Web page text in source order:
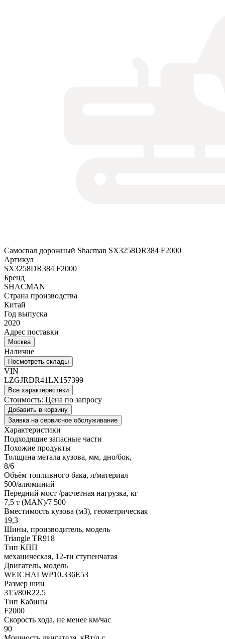
Самосвал дорожный Shacman SX3258DR384 F2000
Артикул
SX3258DR384 F2000
Бренд
SHACMAN
Страна производства
Китай
Год выпуска
2020
Адрес поставки
Москва
Наличие
Посмотреть склады
VIN
LZGJRDR41LX157399
Все характеристики
Стоимость: Цена по запросу
Добавить в корзину
Заявка на сервисное обслуживание
Характеристики
Подходящие запасные части
Похожие продукты
Толщина метала кузова, мм, дно/бок,
8/6
Объём топливного бака, л/материал
500/алюминий
Передний мост /расчетная нагрузка, кг
7,5 т (MAN)/7 500
Вместимость кузова (м3), геометрическая
19,3
Шины, производитель, модель
Triangle TR918
Тип КПП
механическая, 12-ти ступенчатая
Двигатель, модель
WEICHAI WP10.336E53
Размер шин
315/80R22.5
Тип Кабины
F2000
Скорость хода, не менее км/час
90